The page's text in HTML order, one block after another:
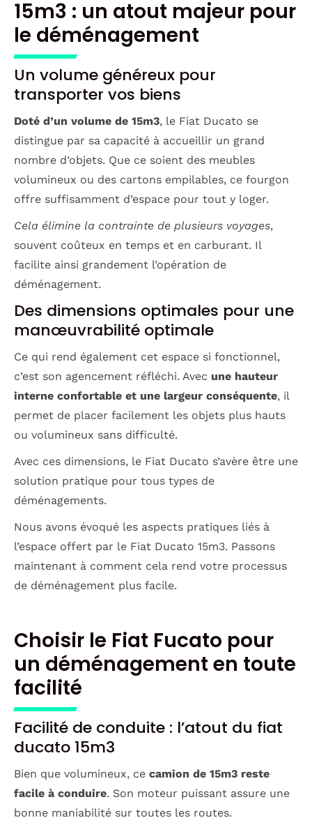
15m3 : un atout majeur pour
le déménagement
Un volume généreux pour
transporter vos biens
Doté d’un volume de 15m3, le Fiat Ducato se
distingue par sa capacité à accueillir un grand
nombre d’objets. Que ce soient des meubles
volumineux ou des cartons empilables, ce fourgon
offre suffisamment d’espace pour tout y loger.
Cela élimine la contrainte de plusieurs voyages,
souvent coûteux en temps et en carburant. Il
facilite ainsi grandement l’opération de
déménagement.
Des dimensions optimales pour une
manœuvrabilité optimale
Ce qui rend également cet espace si fonctionnel,
c’est son agencement réfléchi. Avec une hauteur
interne confortable et une largeur conséquente, il
permet de placer facilement les objets plus hauts
ou volumineux sans difficulté.
Avec ces dimensions, le Fiat Ducato s’avère être une
solution pratique pour tous types de
déménagements.
Nous avons évoqué les aspects pratiques liés à
l’espace offert par le Fiat Ducato 15m3. Passons
maintenant à comment cela rend votre processus
de déménagement plus facile.
Choisir le Fiat Fucato pour
un déménagement en toute
facilité
Facilité de conduite : l’atout du fiat
ducato 15m3
Bien que volumineux, ce camion de 15m3 reste
facile à conduire. Son moteur puissant assure une
bonne maniabilité sur toutes les routes.